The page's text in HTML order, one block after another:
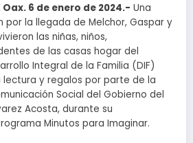
6 de enero de 2024.- Una
por la llegada de Melchor, Gaspar y
las niñas, niños,
de las casas hogar del
Integral de la Familia (DIF)
lectura y regalos por parte de la
Social del Gobierno del
Acosta, durante su
Minutos para Imaginar.